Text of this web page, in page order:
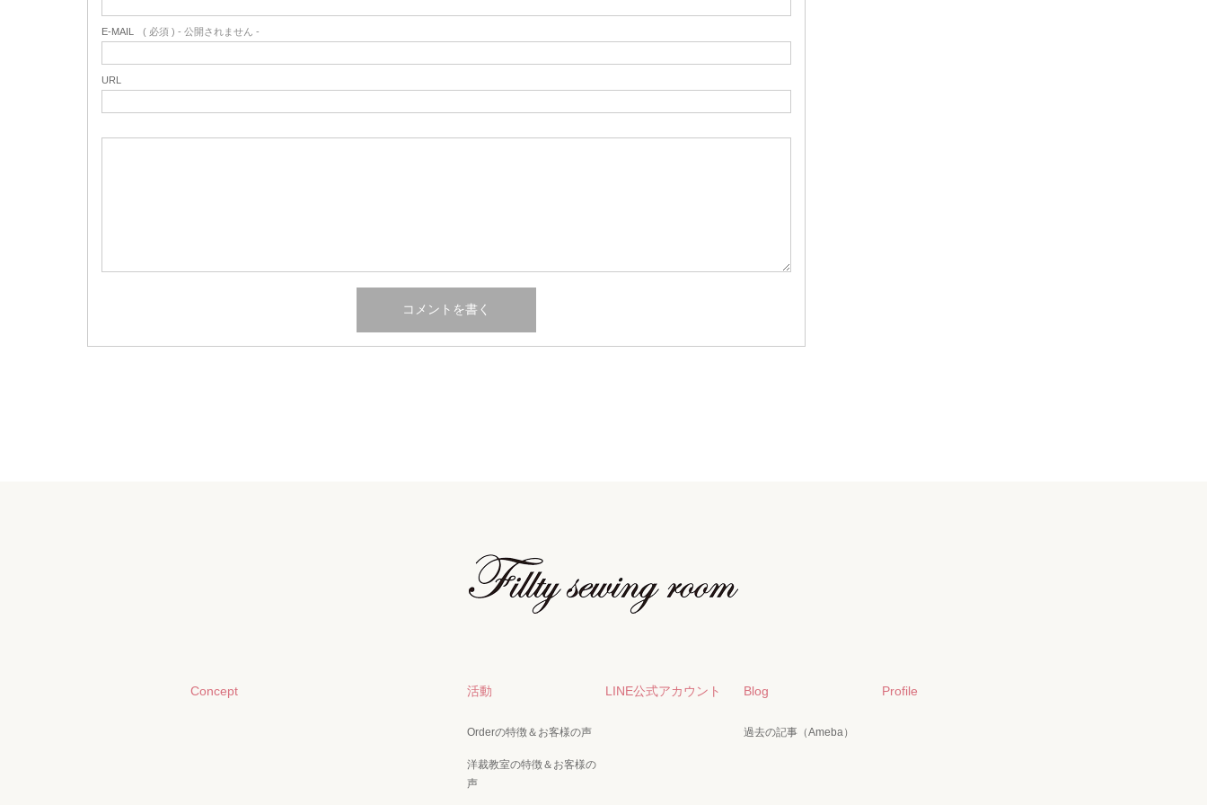
E-MAIL ( 必須 ) - 公開されません -
URL
Concept 活動
Orderの特徴＆お客様の声
洋裁教室の特徴＆お客様の
声
LINE公式アカウント Blog
過去の記事（Ameba）
Profile